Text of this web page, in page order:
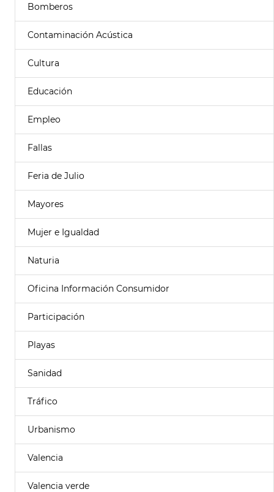
Bomberos
Contaminación Acústica
Cultura
Educación
Empleo
Fallas
Feria de Julio
Mayores
Mujer e Igualdad
Naturia
Oficina Información Consumidor
Participación
Playas
Sanidad
Tráfico
Urbanismo
Valencia
Valencia verde